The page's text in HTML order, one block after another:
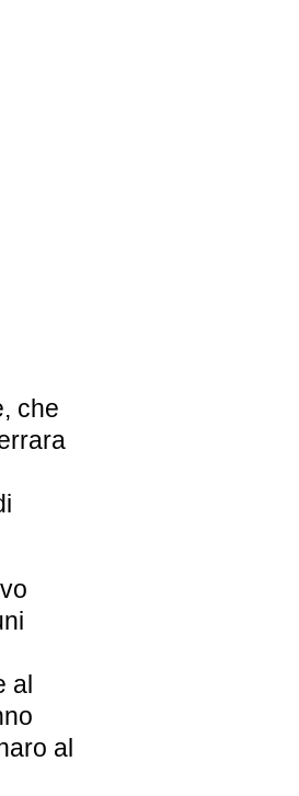
che
al
al